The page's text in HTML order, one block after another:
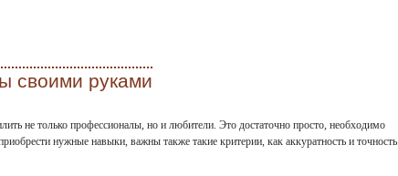
своими руками
не только профессионалы, но и любители. Это достаточно просто, необходимо
нужные навыки, важны также такие критерии, как аккуратность и точность.